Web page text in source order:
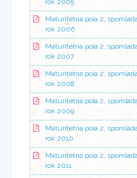
rok 2005
Maturitetna pola 2,
rok 2006
Maturitetna pola 2,
rok 2007
Maturitetna pola 2,
rok 2008
Maturitetna pola 2,
rok 2009
Maturitetna pola 2,
rok 2010
Maturitetna pola 2,
rok 2011